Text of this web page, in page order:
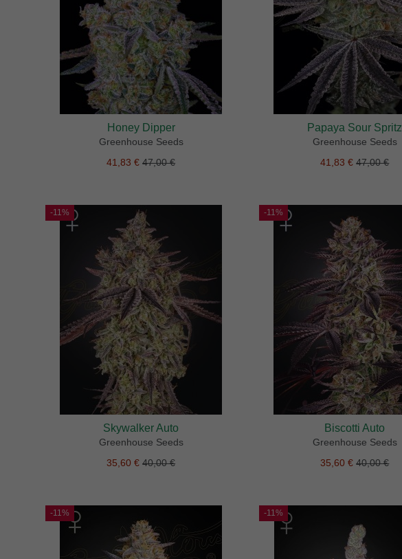
Honey Dipper
Greenhouse Seeds
41,83 €47,00 €
Papaya Sour Spritz
Greenhouse Seeds
41,83 €47,00 €
-11%
Skywalker Auto
Greenhouse Seeds
35,60 €40,00 €
-11%
Biscotti Auto
Greenhouse Seeds
35,60 €40,00 €
-11% -11%